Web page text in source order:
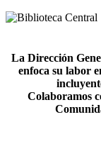
La Dirección
enfoca su labor
Colaboramos